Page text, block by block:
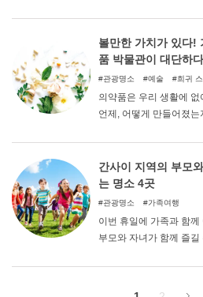
관광지다. 이번 기사에
볼만한 가치가 있다!
품 박물관이 대단하
관광명소 예술 희귀
의약품은 우리 생활에
언제, 어떻게 만들어졌는
그런 의약품의 역사를
관의 볼거리를 소개합니
간사이 지역의 부모
는 명소 4곳
관광명소 가족여행
이번 휴일에 가족과 함
부모와 자녀가 함께 즐
는 경우가 많을 것이다.